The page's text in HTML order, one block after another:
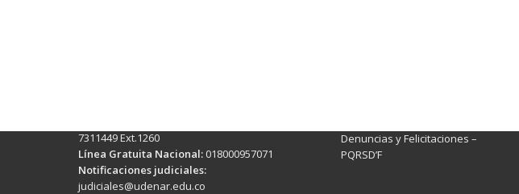
7311449 Ext.1260
Línea Gratuita Nacional: 018000957071
Notificaciones judiciales:
judiciales@udenar.edu.co
Denuncias y Felicitaciones –
PQRSD’F